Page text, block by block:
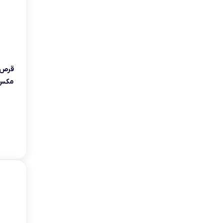
قرص
مکس 65